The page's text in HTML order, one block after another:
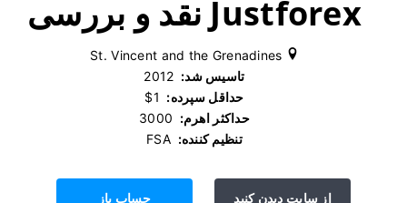
Justforex نقد و بررسی
تاسیس شد:
حداقل سپرده:
حداکثر اهرم:
تنظیم کننده: ‫ FSA
از سایت دیدن کنید حساب باز